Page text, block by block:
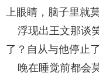
上眼睛，脑子里就
浮现出王文那谈
了？自从与他停止
晚在睡觉前都会